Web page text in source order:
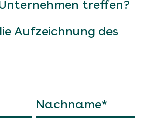
treffen?
Aufzeichnung des